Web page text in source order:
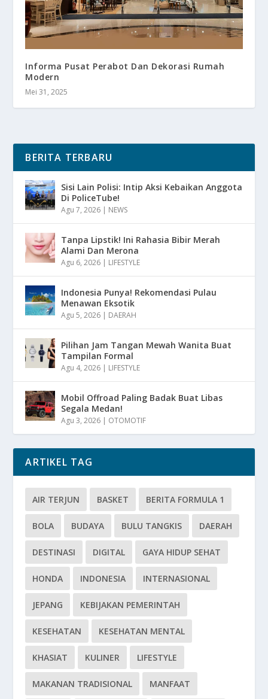
Informa Pusat Perabot Dan Dekorasi Rumah
Modern
Mei 31, 2025
BERITA TERBARU
Sisi Lain Polisi: Intip Aksi Kebaikan Anggota
Di PoliceTube!
Agu 7, 2026 | NEWS
Tanpa Lipstik! Ini Rahasia Bibir Merah
Alami Dan Merona
Agu 6, 2026 | LIFESTYLE
Indonesia Punya! Rekomendasi Pulau
Menawan Eksotik
Agu 5, 2026 | DAERAH
Pilihan Jam Tangan Mewah Wanita Buat
Tampilan Formal
Agu 4, 2026 | LIFESTYLE
Mobil Offroad Paling Badak Buat Libas
Segala Medan!
Agu 3, 2026 | OTOMOTIF
ARTIKEL TAG
AIR TERJUN BASKET BERITA FORMULA 1
BOLA BUDAYA BULU TANGKIS DAERAH
DESTINASI DIGITAL GAYA HIDUP SEHAT
HONDA INDONESIA INTERNASIONAL
JEPANG KEBIJAKAN PEMERINTAH
KESEHATAN KESEHATAN MENTAL
KHASIAT KULINER LIFESTYLE
MAKANAN TRADISIONAL MANFAAT